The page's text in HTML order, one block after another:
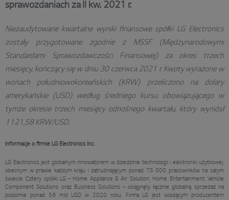
sprawozdaniach za II kw. 2021 r.
Niezaudytowane kwartalne wyniki finansowe spółki LG Electronics
zostały przygotowane zgodnie z MSSF (Międzynarodowymi
Standardami Sprawozdawczości Finansowej) za okres trzech
miesięcy, kończący się w dniu 30 czerwca 2021 r. Kwoty wyrażone w
wonach południowokoreańskich (KRW) przeliczono na dolary
amerykańskie (USD) według średniego kursu obowiązującego w
tymże okresie trzech miesięcy odnośnego kwartału, który wyniósł
1121,58 KRW/USD.
Informacje o firmie LG Electronics Inc.
LG Electronics jest globalnym innowatorem w dziedzinie technologii i elektroniki użytkowej,
obecnym w prawie każdym kraju i zatrudniającym ponad 75 000 pracowników na całym
świecie. Cztery spółki LG – Home Appliance & Air Solution, Home Entertainment, Vehicle
Component Solutions oraz Business Solutions – osiągnęły łącznie globalną sprzedaż na
poziomie ponad 56 mld USD w 2020 roku. Firma LG jest wiodącym producentem